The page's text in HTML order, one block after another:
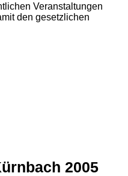
3Veranstaltungen
den gesetzlichen
2005